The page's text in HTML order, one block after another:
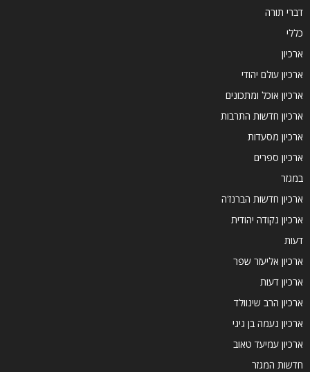
דברי תורה
כללי
ארכיון
ארכיון עולם יהודי
ארכיון אוכל ומתכונים
ארכיון חדשות התרבות
ארכיון מסעדות
ארכיון ספרים
במגזר
ארכיון חדשות הברנז'ה
ארכיון נקודה יהודית
דעות
ארכיון אליעזר שפר
ארכיון דעות
ארכיון הרב שינוולד
ארכיון נעמה בן גיגי
ארכיון עמיעד טאוב
חדשות המגזר